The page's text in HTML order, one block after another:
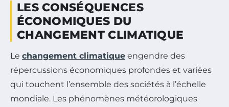
LES CONSÉQUENCES
ÉCONOMIQUES DU
CHANGEMENT CLIMATIQUE
Le changement climatique engendre des
répercussions économiques profondes et variées
qui touchent l’ensemble des sociétés à l’échelle
mondiale. Les phénomènes météorologiques